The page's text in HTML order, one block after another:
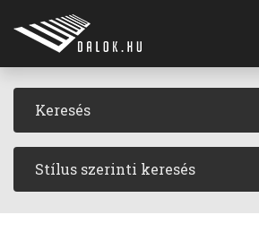
Stílus szerinti keresés